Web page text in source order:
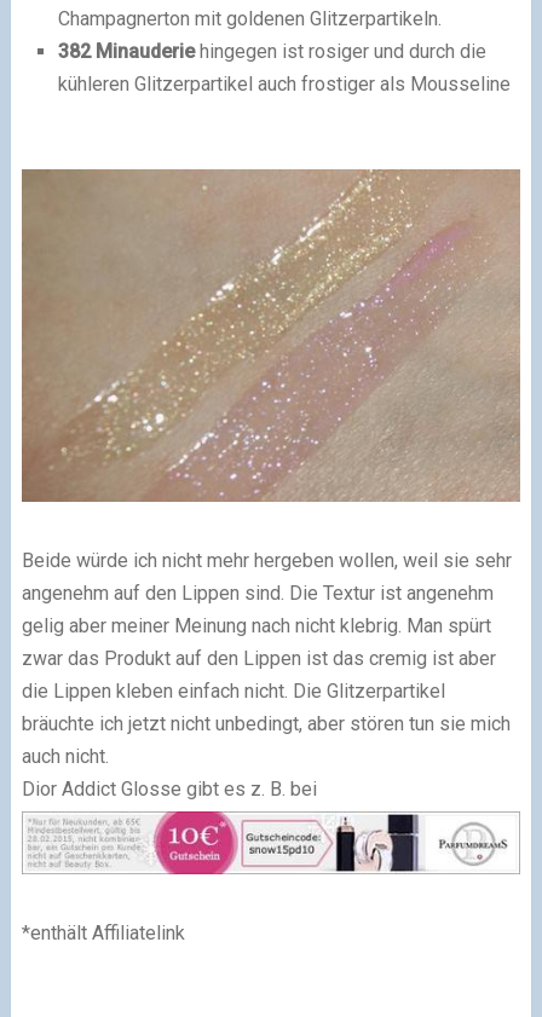
Champagnerton mit goldenen Glitzerpartikeln.
382 Minauderiehingegen ist rosiger und durch die
kühleren Glitzerpartikel auch frostiger als Mousseline
Beide würde ich nicht mehr hergeben wollen, weil sie sehr
angenehm auf den Lippen sind. Die Textur ist angenehm
gelig aber meiner Meinung nach nicht klebrig. Man spürt
zwar das Produkt auf den Lippen ist das cremig ist aber
die Lippen kleben einfach nicht. Die Glitzerpartikel
bräuchte ich jetzt nicht unbedingt, aber stören tun sie mich
auch nicht.
Dior Addict Glosse gibt es z. B. bei
*enthält Affiliatelink